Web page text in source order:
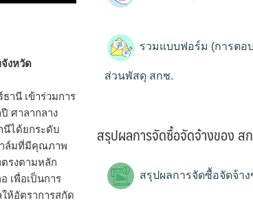
งหวัด
านี เข้าร่วมการ
ศาลากลาง
นีได้ยกระดับ
าล์มที่มีคุณภาพ
รงตามหลัก
เพื่อเป็นการ
ห้อัตราการสกัด
รวมแบบฟอร์ม (การตอ
ส่วนพัสดุ สกช.
สรุปผลการจัดซื้อจัดจ้างของ ส
สรุปผลการจัดซื้อจัดจ้าง